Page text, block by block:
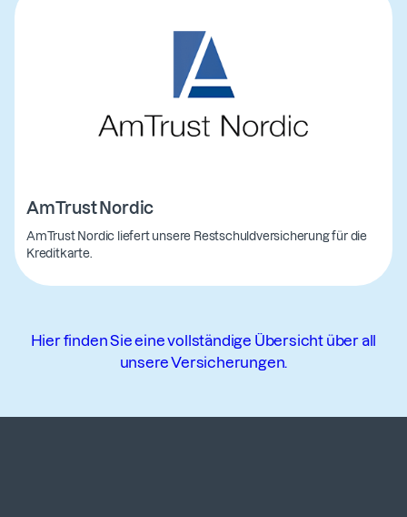
AmTrust Nordic
AmTrust Nordic liefert unsere Restschuldversicherung für die
Kreditkarte.
Hier finden Sie eine vollständige Übersicht über all
unsere Versicherungen.